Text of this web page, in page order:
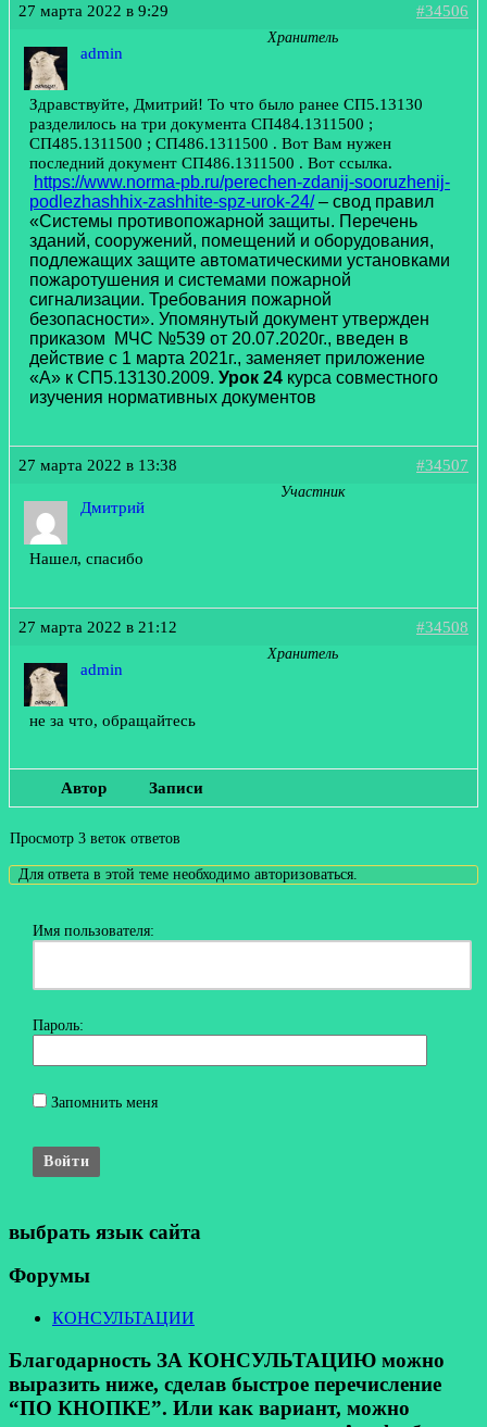
27 марта 2022 в 9:29 #34506
admin
Хранитель
Здравствуйте, Дмитрий! То что было ранее СП5.13130
разделилось на три документа СП484.1311500 ;
СП485.1311500 ; СП486.1311500 . Вот Вам нужен
последний документ СП486.1311500 . Вот ссылка.
https://www.norma-pb.ru/perechen-zdanij-sooruzhenij-
podlezhashhix-zashhite-spz-urok-24/ – свод правил
«Системы противопожарной защиты. Перечень
зданий, сооружений, помещений и оборудования,
подлежащих защите автоматическими установками
пожаротушения и системами пожарной
сигнализации. Требования пожарной
безопасности». Упомянутый документ утвержден
приказом МЧС №539 от 20.07.2020г., введен в
действие с 1 марта 2021г., заменяет приложение
«А» к СП5.13130.2009. Урок 24 курса совместного
изучения нормативных документов
27 марта 2022 в 13:38 #34507
Дмитрий
Участник
Нашел, спасибо
27 марта 2022 в 21:12 #34508
admin
Хранитель
не за что, обращайтесь
Автор Записи
Просмотр 3 веток ответов
Для ответа в этой теме необходимо авторизоваться.
Имя пользователя:
Пароль:
Запомнить меня
Войти
выбрать язык сайта
Форумы
КОНСУЛЬТАЦИИ
Благодарность ЗА КОНСУЛЬТАЦИЮ можно
выразить ниже, сделав быстрое перечисление
“ПО КНОПКЕ”. Или как вариант, можно